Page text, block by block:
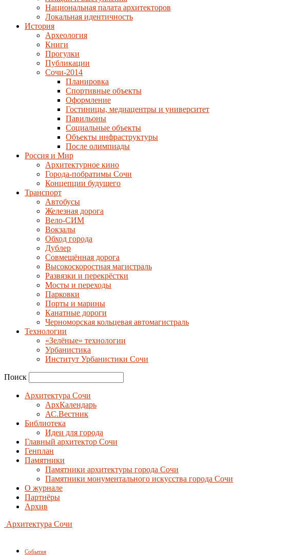
Национальная палата архитекторов
Локальная идентичность
История
Археология
Книги
Прогулки
Публикации
Сочи-2014
Планировка
Спортивные объекты
Оформление
Гостиницы, медиацентры и университет
Павильоны
Социальные объекты
Объекты инфраструктуры
После олимпиады
Россия и Мир
Архитектурное кино
Города-побратимы Сочи
Концепции будущего
Транспорт
Автобусы
Железная дорога
Вело-СИМ
Вокзалы
Обход города
Дублер
Совмещённая дорога
Высокоскоростная магистраль
Развязки и перекрёстки
Мосты и переходы
Парковки
Порты и марины
Канатные дороги
Черноморская кольцевая автомагистраль
Технологии
«Зелёные» технологии
Урбанистика
Институт Урбанистики Сочи
Поиск
Архитектура Сочи
АрхКалендарь
АС.Вестник
Библиотека
Идеи для города
Главный архитектор Сочи
Генплан
Памятники
Памятники архитектуры города Сочи
Памятники монументального искусства города Сочи
О журнале
Партнёры
Архив
Архитектура Сочи
События